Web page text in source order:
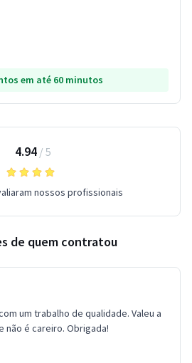
em até 60 minutos
4.94/ 5
nossos profissionais
de quem contratou
um trabalho de qualidade. Valeu a
não é careiro. Obrigada!